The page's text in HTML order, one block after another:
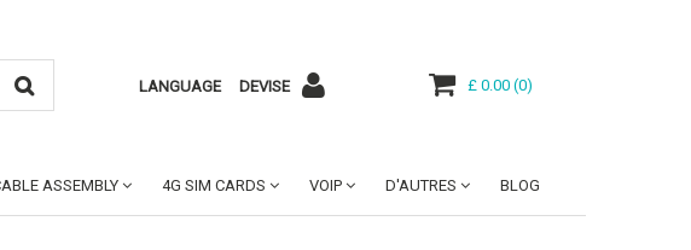
LANGUAGE DEVISE £ 0.00 (0)
ASSEMBLY 4G SIM CARDS VOIP D'AUTRES BLOG